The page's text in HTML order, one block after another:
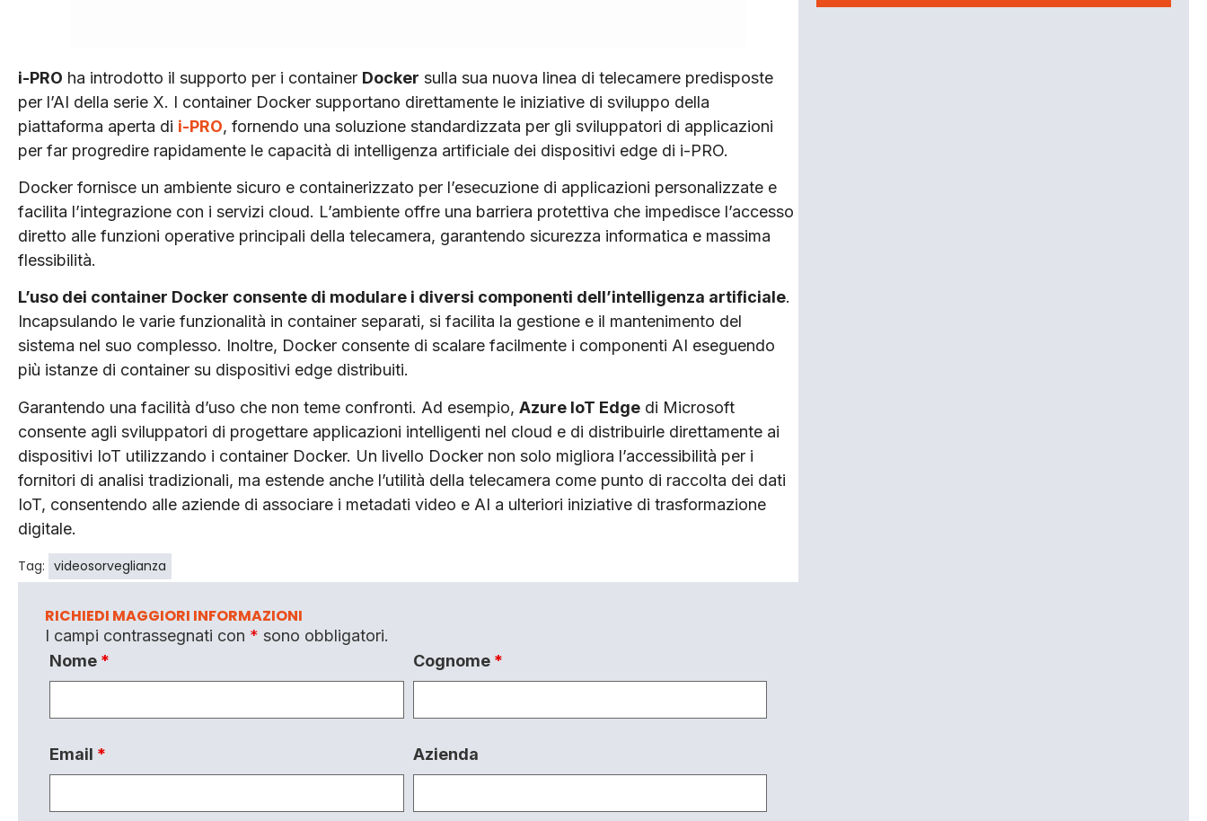
i-PRO ha introdotto il supporto per i container Docker sulla sua nuova linea di telecamere predisposte
per l’AI della serie X. I container Docker supportano direttamente le iniziative di sviluppo della
piattaforma aperta di i-PRO, fornendo una soluzione standardizzata per gli sviluppatori di applicazioni
per far progredire rapidamente le capacità di intelligenza artificiale dei dispositivi edge di i-PRO.
Docker fornisce un ambiente sicuro e containerizzato per l’esecuzione di applicazioni personalizzate e
facilita l’integrazione con i servizi cloud. L’ambiente offre una barriera protettiva che impedisce l’accesso
diretto alle funzioni operative principali della telecamera, garantendo sicurezza informatica e massima
flessibilità.
L’uso dei container Docker consente di modulare i diversi componenti dell’intelligenza artificiale.
Incapsulando le varie funzionalità in container separati, si facilita la gestione e il mantenimento del
sistema nel suo complesso. Inoltre, Docker consente di scalare facilmente i componenti AI eseguendo
più istanze di container su dispositivi edge distribuiti.
Garantendo una facilità d’uso che non teme confronti. Ad esempio, Azure IoT Edge di Microsoft
consente agli sviluppatori di progettare applicazioni intelligenti nel cloud e di distribuirle direttamente ai
dispositivi IoT utilizzando i container Docker. Un livello Docker non solo migliora l’accessibilità per i
fornitori di analisi tradizionali, ma estende anche l’utilità della telecamera come punto di raccolta dei dati
IoT, consentendo alle aziende di associare i metadati video e AI a ulteriori iniziative di trasformazione
digitale.
Tag: videosorveglianza
RICHIEDI MAGGIORI INFORMAZIONI
I campi contrassegnati con * sono obbligatori.
Nome * Cognome *
Email * Azienda